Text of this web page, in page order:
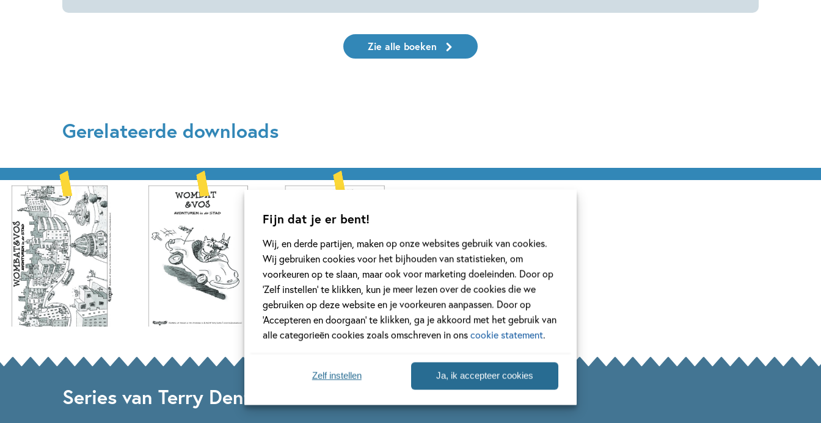
Fijn dat je er bent!
Wij, en derde partijen, maken op onze websites gebruik van cookies.
Wij gebruiken cookies voor het bijhouden van statistieken, om
voorkeuren op te slaan, maar ook voor marketing doeleinden. Door op
‘Zelf instellen’ te klikken, kun je meer lezen over de cookies die we
gebruiken op deze website en je voorkeuren aanpassen. Door op
‘Accepteren en doorgaan’ te klikken, ga je akkoord met het gebruik van
alle categorieën cookies zoals omschreven in onscookie statement.
Ja, ik accepteer cookies
Zelf instellen
Denton
Denton
Denton
Denton
Zie alle boeken
Gerelateerde downloads
Series van Terry Denton